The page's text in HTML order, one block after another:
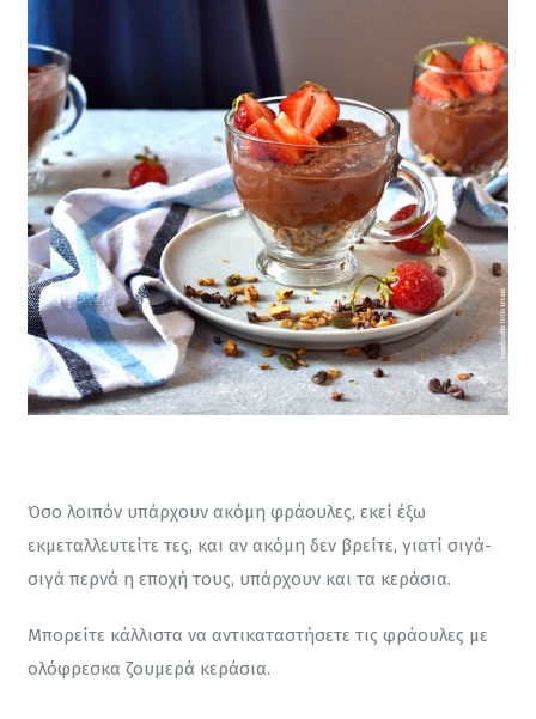
Όσο λοιπόν υπάρχουν ακόμη φράουλες, εκεί έξω
εκμεταλλευτείτε τες, και αν ακόμη δεν βρείτε, γιατί σιγά-
σιγά περνά η εποχή τους, υπάρχουν και τα κεράσια.
Μπορείτε κάλλιστα να αντικαταστήσετε τις φράουλες με
ολόφρεσκα ζουμερά κεράσια.